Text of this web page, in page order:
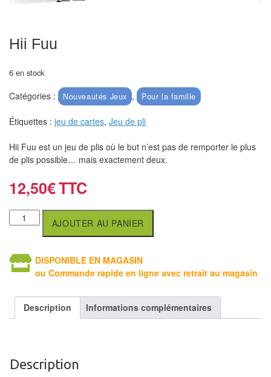
air
pour
aveugles
Logiciels
Livres
anglais
Livres
français
Tables
Accessoires
société
Hii Fuu
6 en stock
Catégories : Nouveautés Jeux , Pour la famille
Étiquettes : jeu de cartes, Jeu de pli
Hii Fuu est un jeu de plis où le but n’est pas de remporter le plus
de plis possible… mais exactement deux.
12,50€
AJOUTER AU PANIER
DISPONIBLE EN MAGASIN
ou Commande rapide en ligne avec retrait au magasin
Description Informations complémentaires
Description